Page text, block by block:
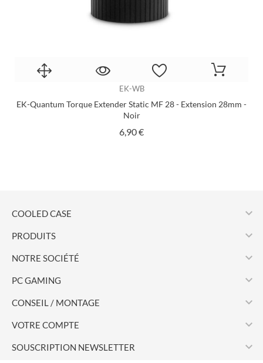
EK-WB
EK-Quantum Torque Extender Static MF 28 - Extension 28mm -
Noir
6,90 €Prix
COOLED CASE 
PRODUITS 
NOTRE SOCIÉTÉ 
PC GAMING 
CONSEIL / MONTAGE 
VOTRE COMPTE 
SOUSCRIPTION NEWSLETTER 